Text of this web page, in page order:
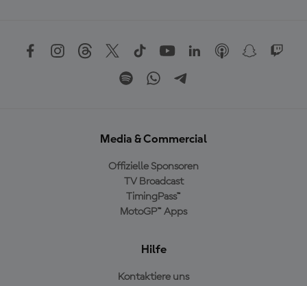
Media & Commercial
Offizielle Sponsoren
TV Broadcast
TimingPass™
MotoGP™ Apps
Hilfe
Kontaktiere uns